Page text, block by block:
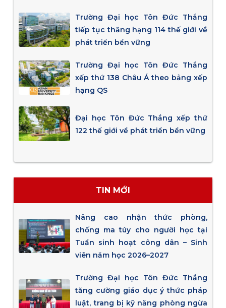
Trường Đại học Tôn Đức Thắng
tiếp tục thăng hạng 114 thế giới về
phát triển bền vững
Trường Đại học Tôn Đức Thắng
xếp thứ 138 Châu Á theo bảng xếp
hạng QS
Đại học Tôn Đức Thắng xếp thứ
122 thế giới về phát triển bền vững
TIN MỚI
Nâng cao nhận thức phòng,
chống ma túy cho người học tại
Tuần sinh hoạt công dân – Sinh
viên năm học 2026–2027
Trường Đại học Tôn Đức Thắng
tăng cường giáo dục ý thức pháp
luật, trang bị kỹ năng phòng ngừa